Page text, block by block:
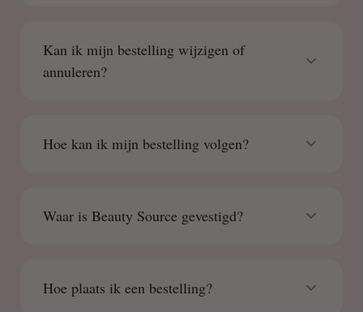
Kan ik mijn bestelling wijzigen of
annuleren?
Hoe kan ik mijn bestelling volgen?
Waar is Beauty Source gevestigd?
Hoe plaats ik een bestelling?